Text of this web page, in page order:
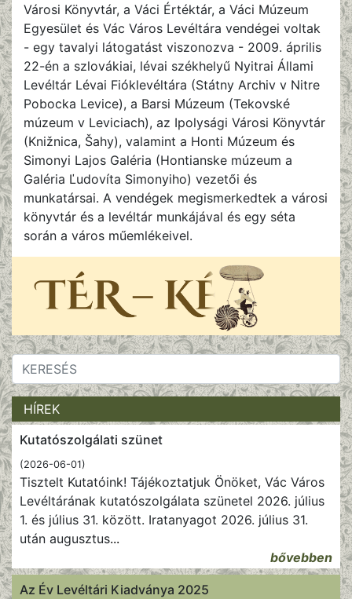
HÍREK
Kutatószolgálati szünet
(2026-06-01)
Tisztelt Kutatóink! Tájékoztatjuk Önöket, Vác Város
Levéltárának kutatószolgálata szünetel 2026. július
1. és július 31. között. Iratanyagot 2026. július 31.
után augusztus...
bővebben
Az Év Levéltári Kiadványa 2025
Városi Könyvtár, a Váci Értéktár, a Váci Múzeum
Egyesület és Vác Város Levéltára vendégei voltak
- egy tavalyi látogatást viszonozva - 2009. április
22-én a szlovákiai, lévai székhelyű Nyitrai Állami
Levéltár Lévai Fióklevéltára (Státny Archiv v Nitre
Pobocka Levice), a Barsi Múzeum (Tekovské
múzeum v Leviciach), az Ipolysági Városi Könyvtár
(Knižnica, Šahy), valamint a Honti Múzeum és
Simonyi Lajos Galéria (Hontianske múzeum a
Galéria Ľudovíta Simonyiho) vezetői és
munkatársai. A vendégek megismerkedtek a városi
könyvtár és a levéltár munkájával és egy séta
során a város műemlékeivel.